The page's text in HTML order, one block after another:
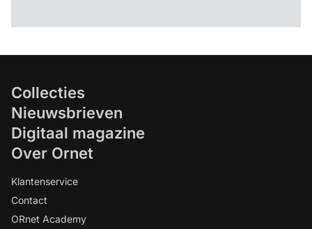
Collecties
Nieuwsbrieven
Digitaal magazine
Over Ornet
Klantenservice
Contact
ORnet Academy